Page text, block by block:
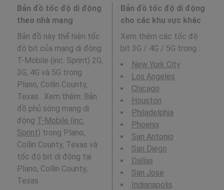
Bản đồ tốc độ di động
theo nhà mạng
Bản đồ này thể hiện tốc
độ bit của mạng di động
T-Mobile (inc. Sprint) 2G,
3G, 4G và 5G trong
Plano, Collin County,
Texas . Xem thêm: Bản
đồ phủ sóng mạng di
động T-Mobile (inc.
Sprint) trong Plano,
Collin County, Texas và
tốc độ bit di động tại
Plano, Collin County,
Texas .
Bản đồ tốc độ di động
cho các khu vực khác
Xem thêm các tốc độ
bit 3G / 4G / 5G trong :
New York City
Los Angeles
Chicago
Houston
Philadelphia
Phoenix
San Antonio
San Diego
Dallas
San Jose
Indianapolis